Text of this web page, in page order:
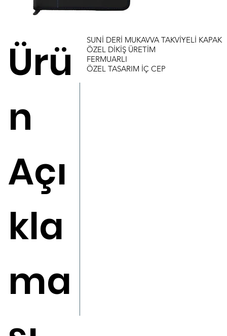
Ürü
n
Açı
kla
ma
SUNİ DERİ MUKAVVA TAKVİYELİ KAPAK
ÖZEL DİKİŞ ÜRETİM
FERMUARLI
ÖZEL TASARIM İÇ CEP